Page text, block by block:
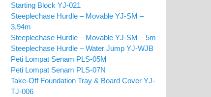
Starting Block YJ-021
Steeplechase Hurdle – Movable YJ-SM –
3,94m
Steeplechase Hurdle – Movable YJ-SM – 5m
Steeplechase Hurdle – Water Jump YJ-WJB
Peti Lompat Senam PLS-05M
Peti Lompat Senam PLS-07N
Take-Off Foundation Tray & Board Cover YJ-
TJ-006